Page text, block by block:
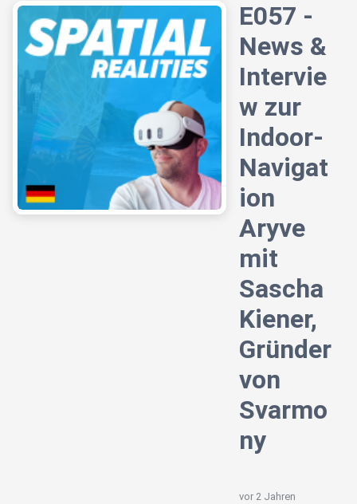
E057 -
News &
Intervie
w zur
Indoor-
Navigat
ion
Aryve
mit
Sascha
Kiener,
Gründer
von
Svarmo
ny
vor 2 Jahren